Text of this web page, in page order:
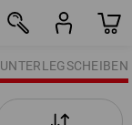
UNTERLEGSCHEIBEN